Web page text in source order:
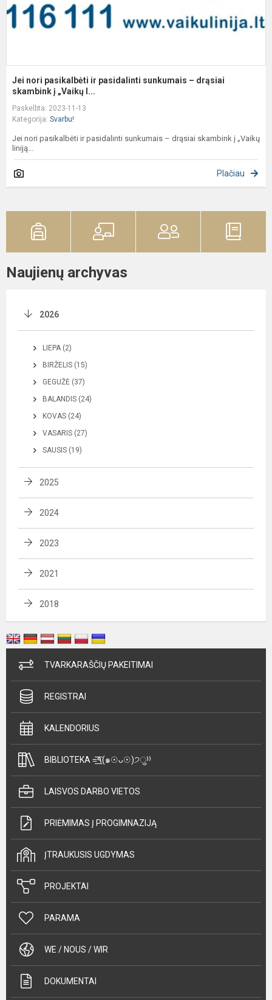
Jei nori pasikalbėti ir pasidalinti sunkumais – drąsiai
skambink į „Vaikų l...
Paskelbta: 2023-11-13
Kategorija: Svarbu!
Jei nori pasikalbėti ir pasidalinti sunkumais – drąsiai skambink į „Vaikų
liniją...
Plačiau
Naujienų archyvas
2026
LIEPA (2)
BIRŽELIS (15)
GEGUŽĖ (37)
BALANDIS (24)
KOVAS (24)
VASARIS (27)
SAUSIS (19)
2025
2024
2023
2021
2018
TVARKARAŠČIŲ PAKEITIMAI
REGISTRAI
KALENDORIUS
BIBLIOTEKA =͟͟͞͞٩(๑☉ᴗ☉)੭ु⁾⁾
LAISVOS DARBO VIETOS
PRIĖMIMAS Į PROGIMNAZIJĄ
ĮTRAUKUSIS UGDYMAS
PROJEKTAI
PARAMA
WE / NOUS / WIR
DOKUMENTAI